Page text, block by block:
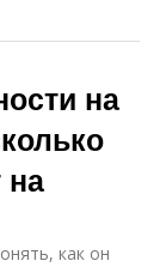
на
на
как он